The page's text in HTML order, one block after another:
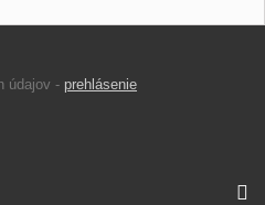
údajov - prehlásenie